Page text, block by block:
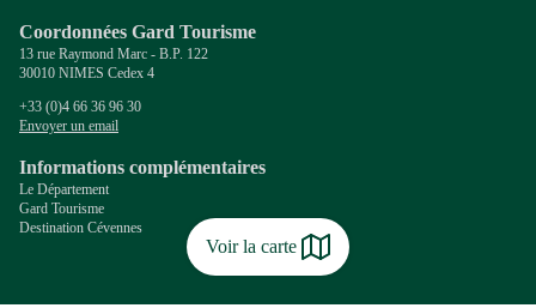
Voir la carte
Coordonnées Gard Tourisme
13 rue Raymond Marc - B.P. 122
30010 NIMES Cedex 4
+33 (0)4 66 36 96 30
Envoyer un email
Informations complémentaires
Le Département
Gard Tourisme
Destination Cévennes